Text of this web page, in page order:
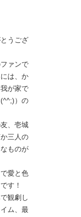
うござ
ァンで
は、か
が家で
）の
、壱城
三人の
ものが
愛と色
す！
観劇し
ム、最